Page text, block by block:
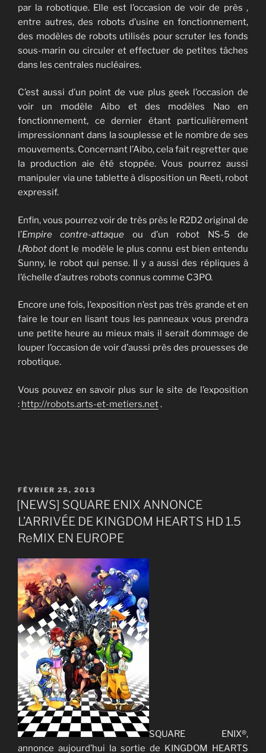
par la robotique. Elle est l’occasion de voir de près ,
entre autres, des robots d’usine en fonctionnement,
des modèles de robots utilisés pour scruter les fonds
sous-marin ou circuler et effectuer de petites tâches
dans les centrales nucléaires.
C’est aussi d’un point de vue plus geek l’occasion de
voir un modèle Aibo et des modèles Nao en
fonctionnement, ce dernier étant particulièrement
impressionnant dans la souplesse et le nombre de ses
mouvements. Concernant l’Aibo, cela fait regretter que
la production aie été stoppée. Vous pourrez aussi
manipuler via une tablette à disposition un Reeti, robot
expressif.
Enfin, vous pourrez voir de très près le R2D2 original de
l’Empire contre-attaque ou d’un robot NS-5 de
I,Robot dont le modèle le plus connu est bien entendu
Sunny, le robot qui pense. Il y a aussi des répliques à
l’échelle d’autres robots connus comme C3PO.
Encore une fois, l’exposition n’est pas très grande et en
faire le tour en lisant tous les panneaux vous prendra
une petite heure au mieux mais il serait dommage de
louper l’occasion de voir d’aussi près des prouesses de
robotique.
Vous pouvez en savoir plus sur le site de l’exposition
: http://robots.arts-et-metiers.net.
PUBLIÉ
LE
FÉVRIER 25, 2013
[NEWS] SQUARE ENIX ANNONCE
L’ARRIVÉE DE KINGDOM HEARTS HD 1.5
ReMIX EN EUROPE
SQUARE ENIX®,
annonce aujourd’hui la sortie de KINGDOM HEARTS